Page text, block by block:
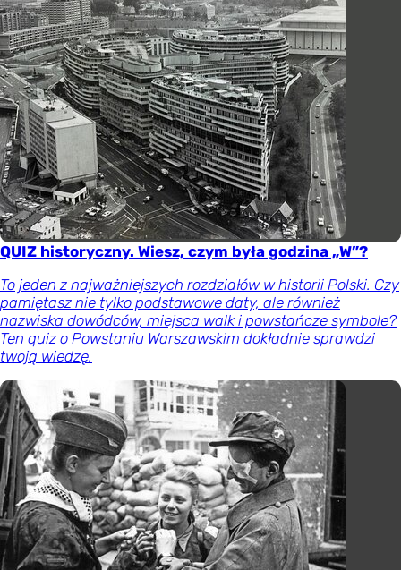
QUIZ historyczny. Wiesz, czym była godzina „W”?
To jeden z najważniejszych rozdziałów w historii Polski. Czy
pamiętasz nie tylko podstawowe daty, ale również
nazwiska dowódców, miejsca walk i powstańcze symbole?
Ten quiz o Powstaniu Warszawskim dokładnie sprawdzi
twoją wiedzę.